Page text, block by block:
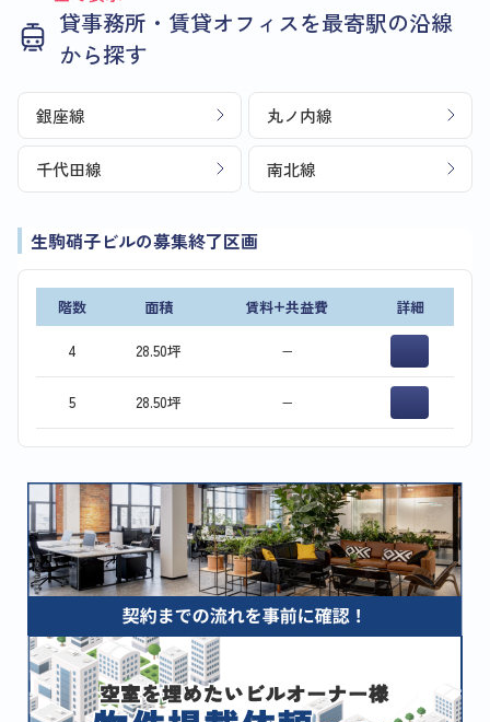
貸事務所・賃貸オフィスを最寄駅の沿線
から探す
銀座線 丸ノ内線
千代田線 南北線
生駒硝子ビルの募集終了区画
階数 面積 賃料+共益費 詳細
4 28.50坪 −
5 28.50坪 −